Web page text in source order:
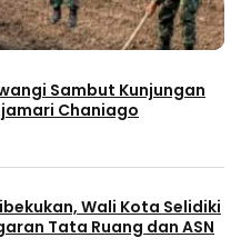
Sambut Kunjungan
Chaniago
Wali Kota Selidiki
Tata Ruang dan ASN